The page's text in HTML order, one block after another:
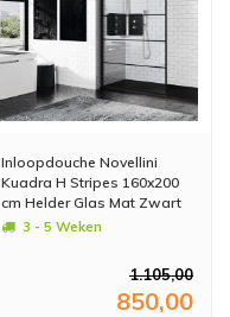
Inloopdouche Novellini
Kuadra H Stripes 160x200
cm Helder Glas Mat Zwart
Profiel3 - 5 Weken
1.105,00
850,00